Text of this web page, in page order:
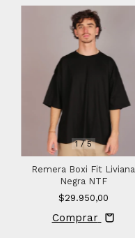
1/5
Remera Boxi Fit Liviana
Negra NTF
$29.950,00
Comprar